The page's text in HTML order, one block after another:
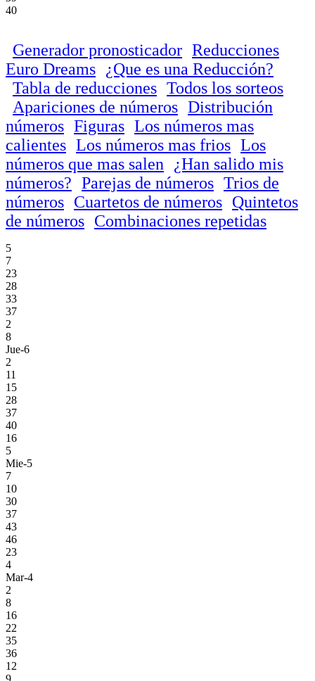
40
Generador pronosticador Reducciones
Euro Dreams
¿Que es una Reducción?
Tabla de reducciones Todos los sorteos
Apariciones de números Distribución
números Figuras Los números mas
calientes Los números mas frios Los
números que mas salen
¿Han salido mis
números? Parejas de números Trios de
números Cuartetos de números Quintetos
de números Combinaciones repetidas
5
7
23
28
33
37
2
8
Jue-6
2
11
15
28
37
40
16
5
Mie-5
7
10
30
37
43
46
23
4
Mar-4
2
8
16
22
35
36
12
9